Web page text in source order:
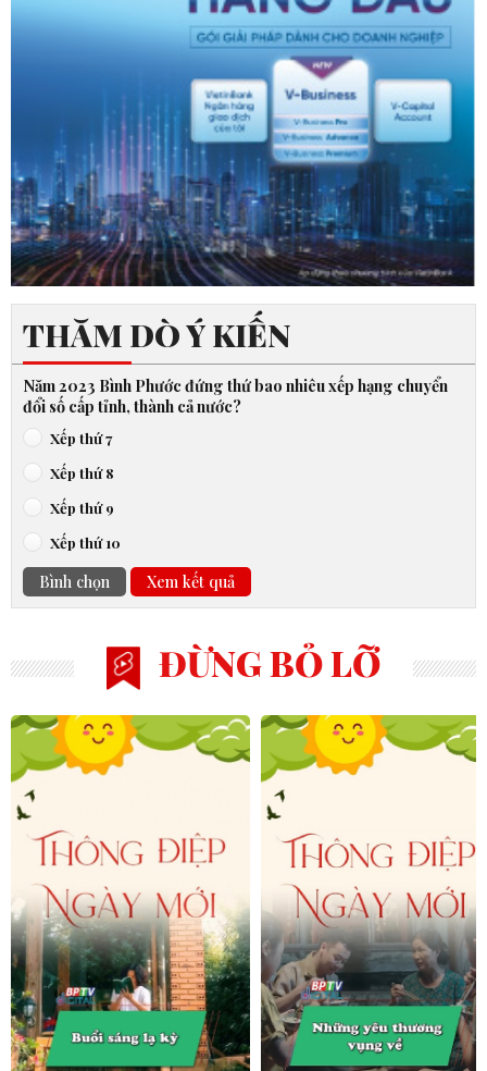
THĂM DÒ Ý KIẾN
Năm 2023 Bình Phước đứng thứ bao nhiêu xếp hạng chuyển
đổi số cấp tỉnh, thành cả nước?
Xếp thứ 7
Xếp thứ 8
Xếp thứ 9
Xếp thứ 10
Bình chọn Xem kết quả
ĐỪNG BỎ LỠ